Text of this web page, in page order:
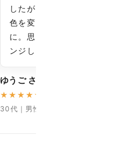
したが、今回は上下で
色を変えたツートン
に。思い切ってチャレ
ンジし…
ゆうご さん
★ ★ ★ ★ ★
30代｜男性｜水戸市